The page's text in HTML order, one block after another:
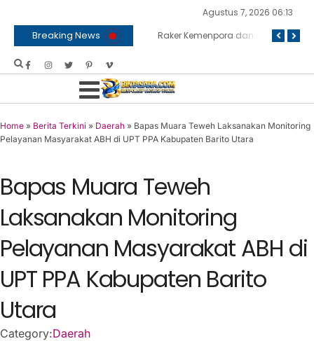
Agustus 7, 2026 06:13
Breaking News
Home » Berita Terkini » Daerah » Bapas Muara Teweh Laksanakan Monitoring
Pelayanan Masyarakat ABH di UPT PPA Kabupaten Barito Utara
Bapas Muara Teweh
Laksanakan Monitoring
Pelayanan Masyarakat ABH di
UPT PPA Kabupaten Barito
Utara
Category:Daerah